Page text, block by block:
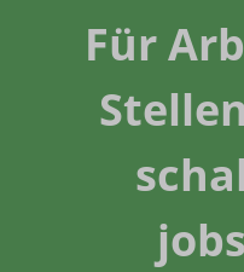
Für